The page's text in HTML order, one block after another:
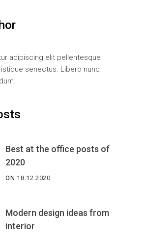
adipiscing elit pellentesque
senectus. Libero nunc
Best at the office posts of
2020
ON 18.12.2020
Modern design ideas from
interior